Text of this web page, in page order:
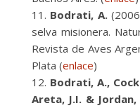
Bodrati, A.
selva misionera.
Revista de Aves
Plata (enlace)
Bodrati, A.,
Areta, J.I. & Jordan,